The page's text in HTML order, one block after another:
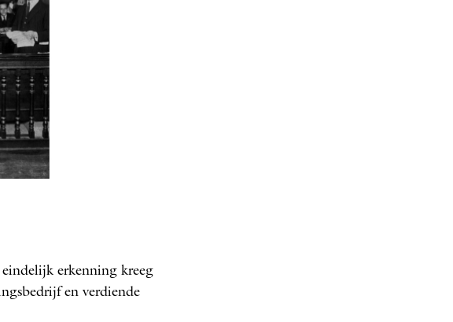
erkenning kreeg
en verdiende